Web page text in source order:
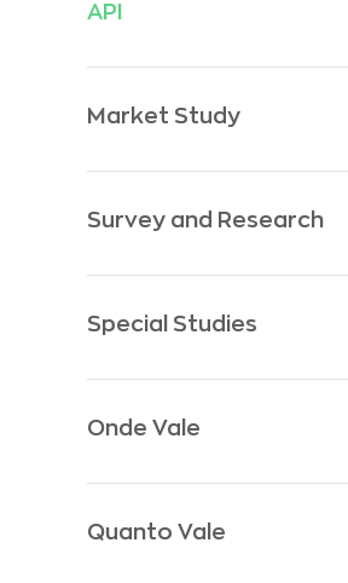
API
Market Study
Survey and Research
Special Studies
Onde Vale
Quanto Vale